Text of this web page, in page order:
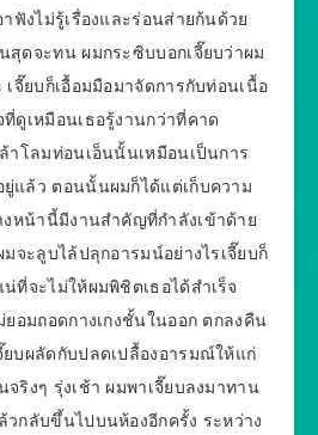
ฟังไม่รู้เรื่องและร่อนส่ายก้นด้วย
สุดจะทน ผมกระซิบบอกเจี๊ยบว่าผม
จี๊ยบก็เอื้อมมือมาจัดการกับท่อนเนื้อ
ดูเหมือนเธอรู้งานกว่าที่คาด
าโลมท่อนเอ็นนั้นเหมือนเป็นการ
แล้ว ตอนนั้นผมก็ได้แต่เก็บความ
งหน้านี้มีงานสำคัญที่กำลังเข้าด้าย
จะลูบไล้ปลุกอารมน์อย่างไรเจี๊ยบก็
ที่จะไม่ให้ผมพิชิตเธอได้สำเร็จ
ยอมถอดกางเกงชั้นในออก ตกลงคืน
บผลัดกับปลดเปลื้องอารมณ์ให้แก่
ริงๆ รุ่งเช้า ผมพาเจี๊ยบลงมาทาน
กลับขึ้นไปบนห้องอีกครั้ง ระหว่าง